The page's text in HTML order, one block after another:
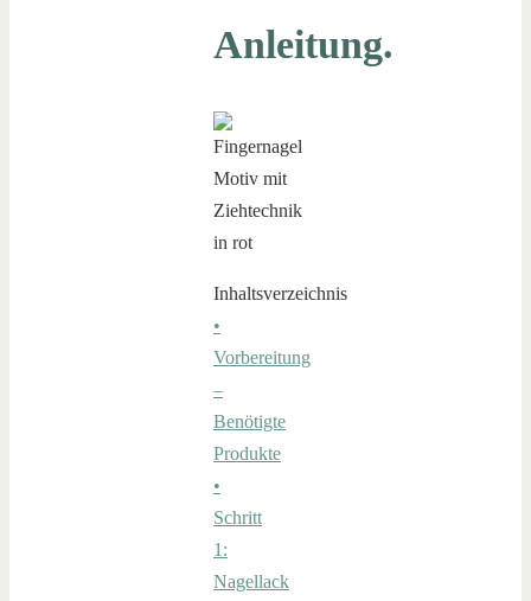
Anleitung.
Inhaltsverzeichnis
•
Vorbereitung
–
Benötigte
Produkte
•
Schritt
1:
Nagellack